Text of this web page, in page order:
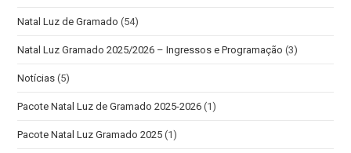
Natal Luz de Gramado (54)
Natal Luz Gramado 2025/2026 – Ingressos e Programação (3)
Notícias (5)
Pacote Natal Luz de Gramado 2025-2026 (1)
Pacote Natal Luz Gramado 2025 (1)